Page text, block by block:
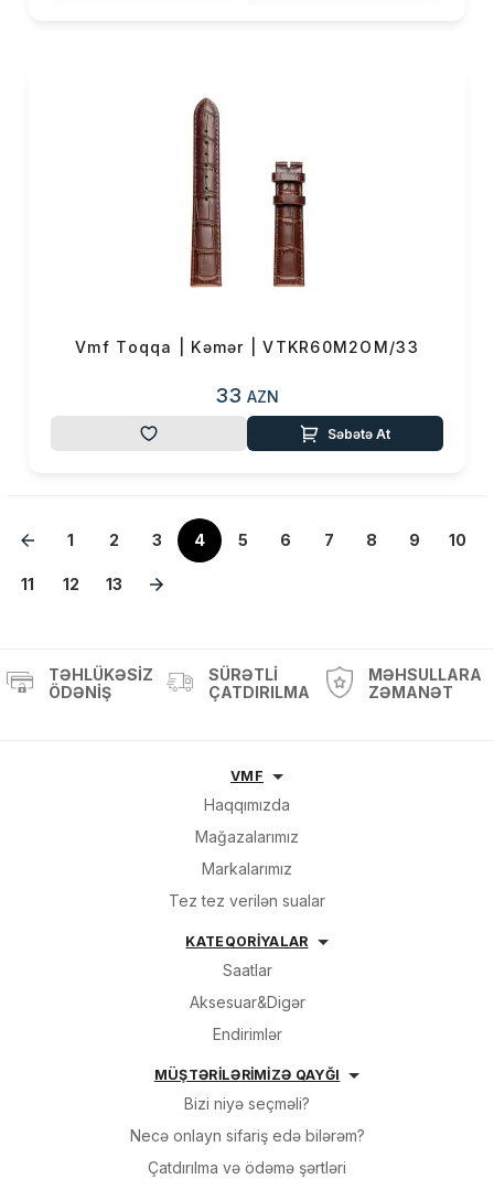
Vmf Toqqa | Kəmər | VTKR60M2OM/33
33 AZN
Səbətə At
1 2 3 4 5 6 7 8 9 10
11 12 13
TƏHLÜKƏSIZ
ÖDƏNIŞ
SÜRƏTLI
ÇATDIRILMA
MƏHSULLARA
ZƏMANƏT
VMF
Haqqımızda
Mağazalarımız
Markalarımız
Tez tez verilən sualar
KATEQORİYALAR
Saatlar
Aksesuar&Digər
Endirimlər
MÜŞTƏRİLƏRİMİZƏ QAYĞI
Bizi niyə seçməli?
Necə onlayn sifariş edə bilərəm?
Çatdırılma və ödəmə şərtləri